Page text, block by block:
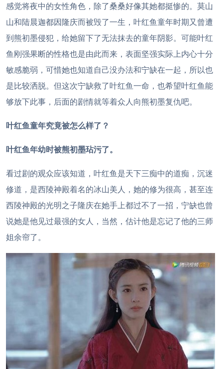
感觉将夜中的女性角色，除了桑桑好像其她都挺惨的。莫山
山和陆晨迦都因隆庆而被毁了一生，叶红鱼童年时期又曾遭
到熊初墨侵犯，给她留下了无法抹去的童年阴影。可能叶红
鱼刚强果断的性格也是由此而来，表面坚强实际上内心十分
敏感脆弱，可惜她也知道自己没办法和宁缺在一起，所以也
是比较洒脱。但这次宁缺救了叶红鱼一命，也希望叶红鱼能
够放下此事，后面的剧情就等着众人向熊初墨复仇吧。
叶红鱼童年究竟被怎么样了？
叶红鱼年幼时被熊初墨玷污了。
看过剧的观众应该知道，叶红鱼是天下三痴中的道痴，沉迷
修道，是西陵神殿着名的冰山美人，她的修为很高，甚至连
西陵神殿的光明之子隆庆在她手上都过不了一招，宁缺也曾
说她是他见过最强的女人，当然，估计他是忘记了他的三师
姐余帘了。